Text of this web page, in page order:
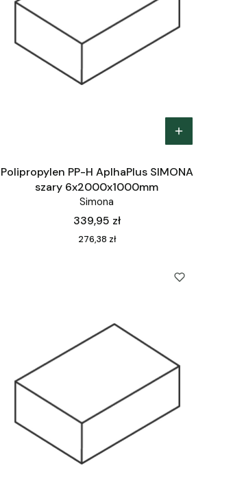
Polipropylen PP-H AplhaPlus SIMONA
szary 6x2000x1000mm
Simona
Cena
339,95 zł
Cena
276,38 zł